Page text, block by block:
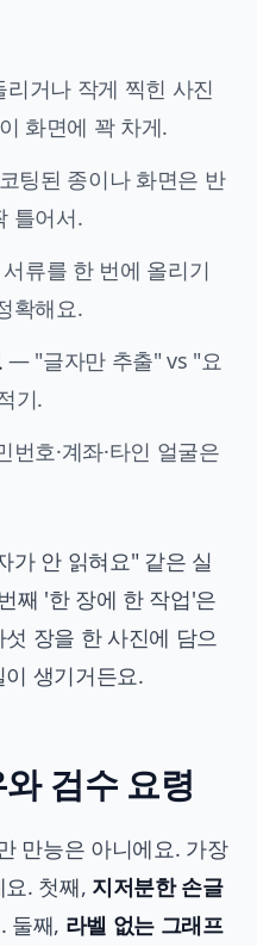
거나 작게 찍힌 사진
화면에 꽉 차게.
팅된 종이나 화면은 반
틀어서.
류를 한 번에 올리기
확해요.
— "글자만 추출" vs "요
기.
호·계좌·타인 얼굴은
가 안 읽혀요" 같은 실
째 '한 장에 한 작업'은
장을 한 사진에 담으
생기거든요.
검수 요령
만능은 아니에요. 가장
. 첫째, 지저분한 손글
둘째, 라벨 없는 그래프